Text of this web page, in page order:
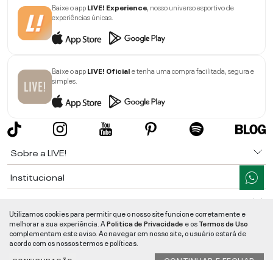
Baixe o appLIVE! Experience , nosso universo esportivo de
experiências únicas.
Baixe o appLIVE! Oficiale tenha uma compra facilitada, segura e
simples.
Sobre a LIVE!
Institucional
Ajuda
Segurança e Qualidade
Utilizamos cookies para permitir que o nosso site funcione corretamente e
melhorar a sua experiência. APolitica de Privacidade e osTermos de Uso
complementam este aviso. Ao navegar em nosso site, o usuário estará de
acordo com os nossos termos e políticas.